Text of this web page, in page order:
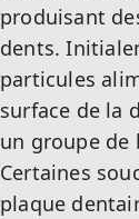
produisant
dents.
particules
surface de la
un groupe de
Certaines
plaque